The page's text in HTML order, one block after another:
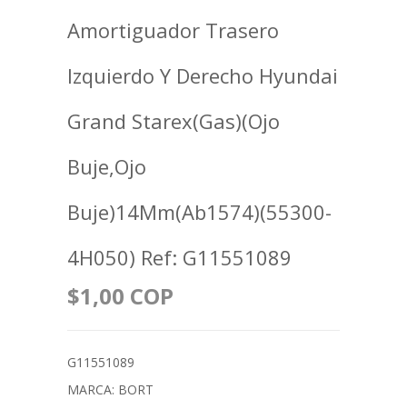
Amortiguador Trasero
Izquierdo Y Derecho Hyundai
Grand Starex(Gas)(Ojo
Buje,Ojo
Buje)14Mm(Ab1574)(55300-
4H050) Ref: G11551089
$1,00 COP
G11551089
MARCA: BORT